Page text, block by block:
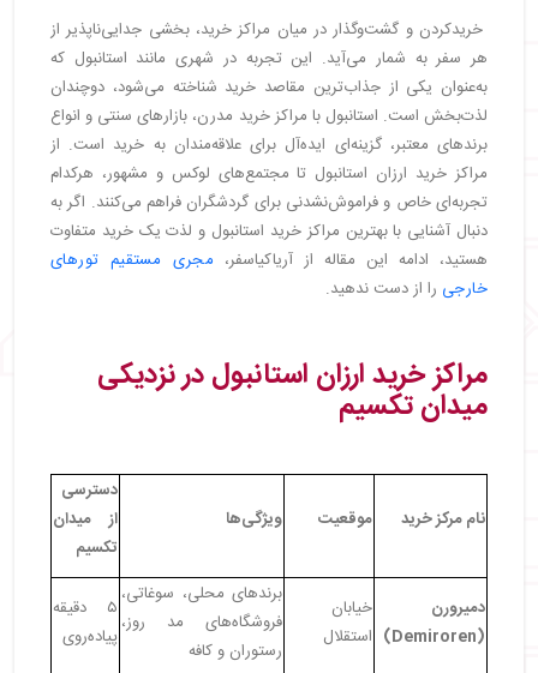
・ ۲. مرکز خرید جواهیر (Cevahir)
・ ۳. مرکز خرید کانیون (Kanyon)
・۴. مرکز خرید نیشانتاشی (City’s Nisantasi)
・
۵. مرکز خرید ایستینیه پارک (IstinyePark)
・ ۶. مرکز خرید اوزدیلک (Ozdilek)
・ ۷. مرکز خرید زورلو (Zorlu Center)
・ مراکز خرید قسمت آسیایی استانبول: تجربه‌ای فراتر از
خرید
مرکز خرید پالادیوم استانبول: تجربه‌ای از برترین
برندهای ترک و بین‌المللی
مقرون‌به‌صرفه‌ترین مرکز خرید آسیایی
・ مرکز خرید عمار اسکوئر استانبول: تجمل و کیفیت در
بخش آسیایی
اقتصادی
مرکز خرید فروم استانبول: تجربه‌ای متفاوت از خرید
و تفریح
باکیفیت
・
مال آو استانبول: گسترده و متنوع
・ویاپورت اوتلت: لذت خرید ارزان در فضای باز
خریدکردن و گشت‌وگذار در میان مراکز خرید، بخشی جدایی‌ناپذیر از
هر سفر به شمار می‌آید. این تجربه در شهری مانند استانبول که
به‌عنوان یکی از جذاب‌ترین مقاصد خرید شناخته می‌شود، دوچندان
لذت‌بخش است. استانبول با مراکز خرید مدرن، بازارهای سنتی و انواع
برندهای معتبر، گزینه‌ای ایده‌آل برای علاقه‌مندان به خرید است. از
مراکز خرید ارزان استانبول تا مجتمع‌های لوکس و مشهور، هرکدام
تجربه‌ای خاص و فراموش‌نشدنی برای گردشگران فراهم می‌کنند. اگر به
دنبال آشنایی با بهترین مراکز خرید استانبول و لذت یک خرید متفاوت
هستید، ادامه این مقاله از آریاکیاسفر، مجری مستقیم تورهای
خارجی را از دست ندهید.
مراکز خرید ارزان استانبول در نزدیکی
میدان تکسیم
نام مرکز خرید موقعیت ویژگی‌ها
دسترسی
از میدان
تکسیم
دمیرورن
(Demiroren)
خیابان
استقلال
برندهای محلی، سوغاتی،
فروشگاه‌های مد روز،
رستوران و کافه
۵ دقیقه
پیاده‌روی